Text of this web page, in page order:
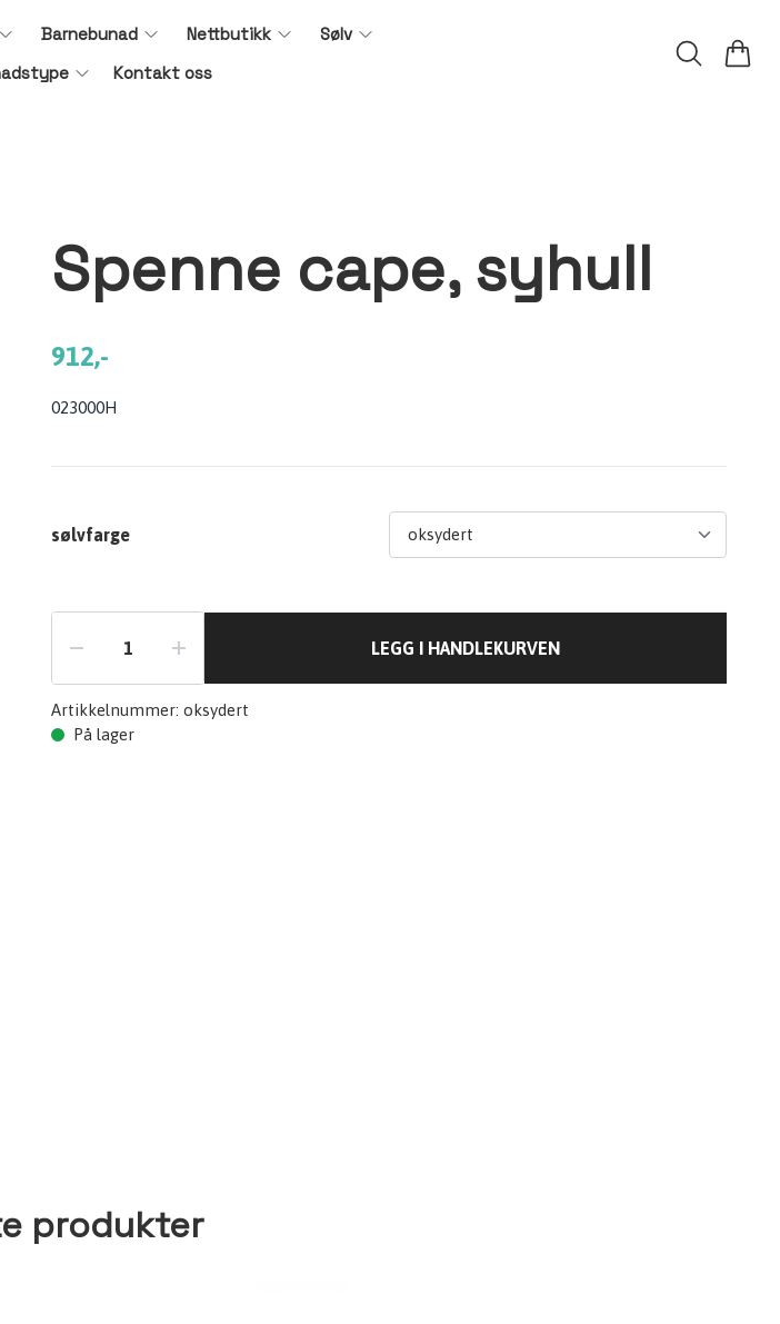
Barnebunad Nettbutikk
Sølv
Kontakt oss
Spenne cape, syhull
912,-
023000H
sølvfarge
LEGG I HANDLEKURVEN
Artikkelnummer: oksydert
På lager
produkter